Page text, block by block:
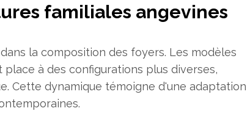
familiales angevines
la composition des foyers. Les modèles
à des configurations plus diverses,
Cette dynamique témoigne d'une adaptation